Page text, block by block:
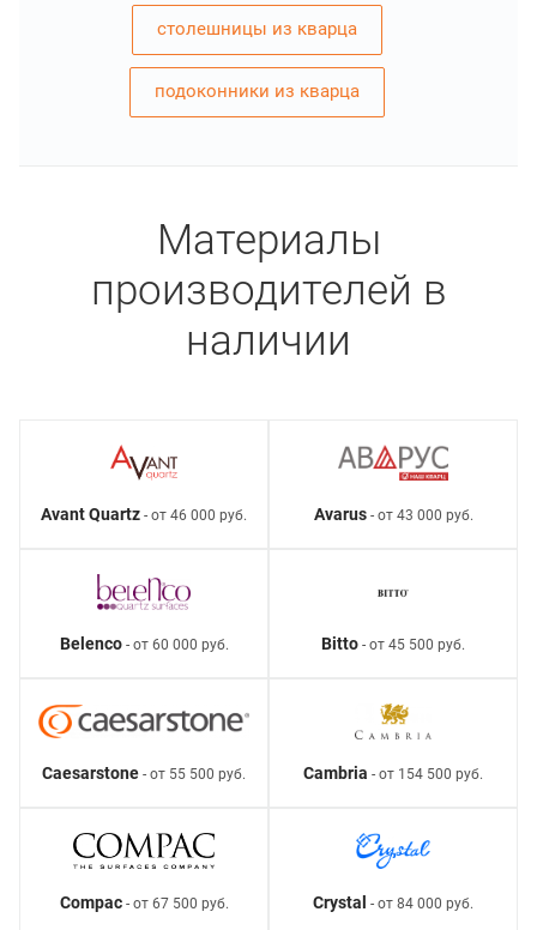
столешницы из кварца
подоконники из кварца
Материалы
производителей в
наличии
Avant Quartz - от 46 000 руб. Avarus- от 43 000 руб.
Belenco- от 60 000 руб. Bitto - от 45 500 руб.
Caesarstone - от 55 500 руб. Cambria - от 154 500 руб.
Compac- от 67 500 руб. Crystal - от 84 000 руб.